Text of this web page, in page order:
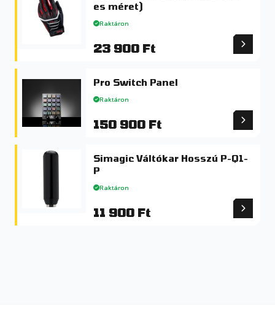
es méret)
Raktáron
23 900 Ft
Pro Switch Panel
Raktáron
150 900 Ft
Simagic Váltókar Hosszú P-Q1-
P
Raktáron
11 900 Ft